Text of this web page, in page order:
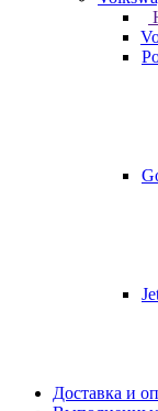
Доставка и